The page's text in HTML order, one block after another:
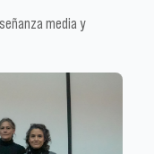
media y